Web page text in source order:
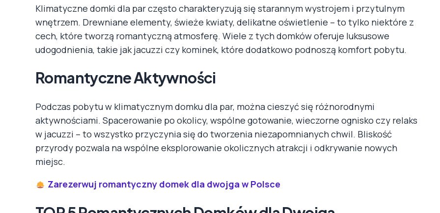
Klimatyczne domki dla par często charakteryzują się starannym wystrojem i przytulnym
wnętrzem. Drewniane elementy, świeże kwiaty, delikatne oświetlenie – to tylko niektóre z
cech, które tworzą romantyczną atmosferę. Wiele z tych domków oferuje luksusowe
udogodnienia, takie jak jacuzzi czy kominek, które dodatkowo podnoszą komfort pobytu.
Romantyczne Aktywności
Podczas pobytu w klimatycznym domku dla par, można cieszyć się różnorodnymi
aktywnościami. Spacerowanie po okolicy, wspólne gotowanie, wieczorne ognisko czy relaks
w jacuzzi – to wszystko przyczynia się do tworzenia niezapomnianych chwil. Bliskość
przyrody pozwala na wspólne eksplorowanie okolicznych atrakcji i odkrywanie nowych
miejsc.
Zarezerwuj romantyczny domek dla dwojga w Polsce